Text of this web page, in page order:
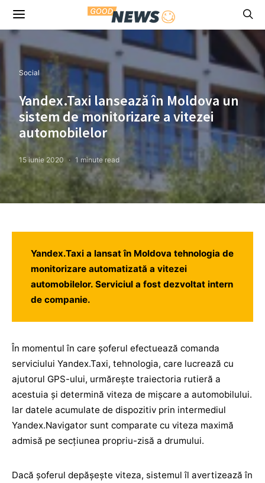
Social
Yandex.Taxi lansează în Moldova un
sistem de monitorizare a vitezei
automobilelor
15 iunie 2020 1 minute read
Yandex.Taxi a lansat în Moldova tehnologia de
monitorizare automatizată a vitezei
automobilelor. Serviciul a fost dezvoltat intern
de companie.
În momentul în care șoferul efectuează comanda
serviciului Yandex.Taxi, tehnologia, care lucrează cu
ajutorul GPS-ului, urmărește traiectoria rutieră a
acestuia și determină viteza de mișcare a automobilului.
Iar datele acumulate de dispozitiv prin intermediul
Yandex.Navigator sunt comparate cu viteza maximă
admisă pe secțiunea propriu-zisă a drumului.
Dacă șoferul depășește viteza, sistemul îl avertizează în